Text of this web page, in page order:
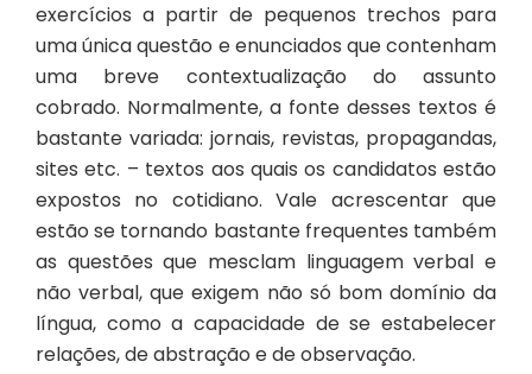
exercícios a partir de pequenos trechos para
uma única questão e enunciados que contenham
uma breve contextualização do assunto
cobrado. Normalmente, a fonte desses textos é
bastante variada: jornais, revistas, propagandas,
sites etc. – textos aos quais os candidatos estão
expostos no cotidiano. Vale acrescentar que
estão se tornando bastante frequentes também
as questões que mesclam linguagem verbal e
não verbal, que exigem não só bom domínio da
língua, como a capacidade de se estabelecer
relações, de abstração e de observação.